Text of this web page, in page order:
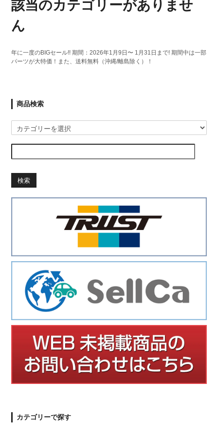
該当のカテゴリーがありませ
ん
年に一度のBIGセール!! 期間：2026年1月9日〜 1月31日まで! 期間中は一部
パーツが大特価！また、送料無料（沖縄/離島除く）！
商品検索
検索
カテゴリーで探す